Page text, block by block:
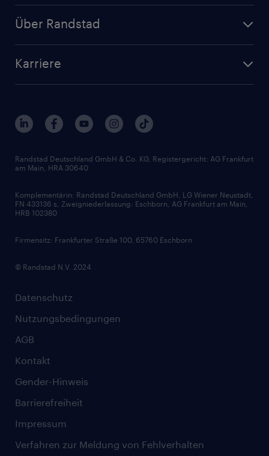
Initiativbewerbung
Randstad Akademie
Branchen
Über Randstad
Interne Karriere
FAQ - Bewerber / Kunden
Zertifikate und Auszeichnungen
Karriere
Berufsprofile
Gehaltsthemen
Bewerbungsratgeber
Soft Skills
Skills
Datenschutz
Nutzungsbedingungen
AGB
Kontakt
Gender-Hinweis
Barrierefreiheit
Impressum
Verfahren zur Meldung von Fehlverhalten
Randstad Deutschland GmbH & Co. KG, Registergericht: AG Frankfurt
am Main, HRA 30640
Komplementärin: Randstad Deutschland GmbH, LG Wiener Neustadt,
FN 433136 s, Zweigniederlassung: Eschborn, AG Frankfurt am Main,
HRB 102380
Firmensitz: Frankfurter Straße 100, 65760 Eschborn
© Randstad N.V. 2024